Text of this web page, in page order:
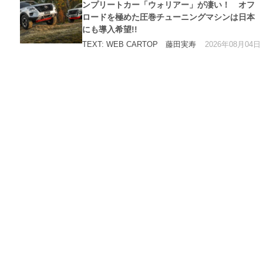
ー
ンプリートカー「ウォリアー」が凄い！ オフ
ロードを極めた圧巻チューニングマシンは日本
にも導入希望!!
TEXT: WEB CARTOP 藤田実寿 2026年08月04日